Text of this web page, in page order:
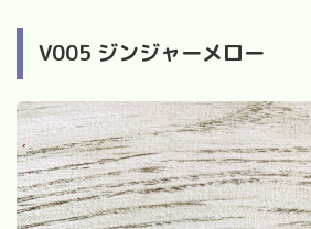
V005 ジンジャーメロー